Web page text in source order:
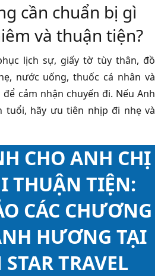
cần chuẩn bị gì
và thuận tiện?
lịch sự, giấy tờ tùy thân, đồ
nước uống, thuốc cá nhân và
cảm nhận chuyến đi. Nếu Anh
tuổi, hãy ưu tiên nhịp đi nhẹ và
CHO ANH CHỊ
THUẬN TIỆN:
CÁC CHƯƠNG
HƯƠNG TẠI
TRAVEL